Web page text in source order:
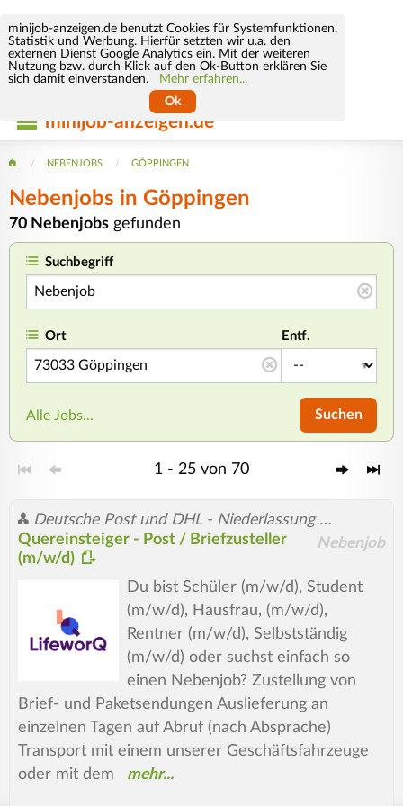
minijob-anzeigen.de benutzt Cookies für Systemfunktionen,
Statistik und Werbung. Hierfür setzten wir u.a. den
externen Dienst Google Analytics ein. Mit der weiteren
Nutzung bzw. durch Klick auf den Ok-Button erklären Sie
sich damit einverstanden.
Mehr erfahren...
Ok
minijob-anzeigen.de
NEBENJOBS GÖPPINGEN
Nebenjobs in Göppingen
70 Nebenjobs gefunden
Suchbegriff
Ort Entf.
Alle Jobs... Suchen
1 - 25 von 70
Deutsche Post und DHL - Niederlassung Betrieb Stuttgart
Nebenjob
Quereinsteiger - Post / Briefzusteller
(m/w/d)
Du bist Schüler (m/w/d), Student
(m/w/d), Hausfrau, (m/w/d),
Rentner (m/w/d), Selbstständig
(m/w/d) oder suchst einfach so
einen Nebenjob? Zustellung von
Brief- und Paketsendungen Auslieferung an
einzelnen Tagen auf Abruf (nach Absprache)
Transport mit einem unserer Geschäftsfahrzeuge
oder mit dem